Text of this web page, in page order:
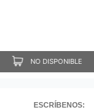
NO DISPONIBLE
ESCRÍBENOS: